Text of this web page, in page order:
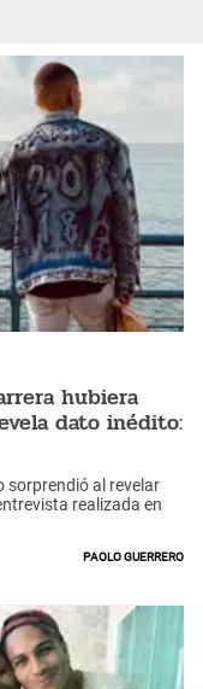
hubiera
dato inédito:
sorprendió al revelar
realizada en
Paolo Guerrero